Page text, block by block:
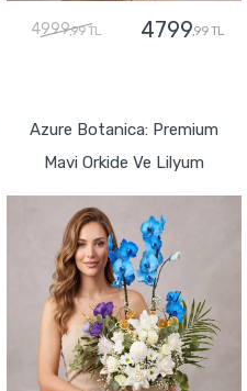
4999,99 TL 4799,99 TL
Azure Botanica: Premium
Mavi Orkide Ve Lilyum